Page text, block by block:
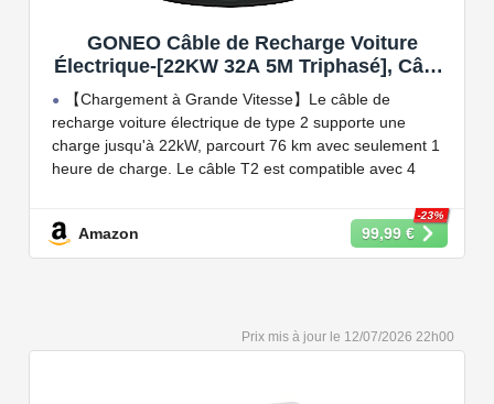
GONEO Câble de Recharge Voiture
Électrique-[22KW 32A 5M Triphasé], Câble
Type 2 à Type 2 EV/PHEV, Câble T2 avec
Sac de Transport, Compatible avec Model
3/S/X/Y, e-208, ID.5, E-Tron, IONIQ 5, Zoe,
etc
【Chargement à Grande Vitesse】Le câble de
recharge voiture électrique de type 2 supporte une
charge jusqu'à 22kW, parcourt 76 km avec seulement 1
heure de charge. Le câble T2 est compatible avec 4
【Conception Sécurisée】Nos câbles type 2 vous
de recharge de type 1, CCS1, CHAdeMO et GB/T.
voiture électrique de type 2 est conforme à la norme
Amazon 99,99 €
-23%
12/07/2026 22h00